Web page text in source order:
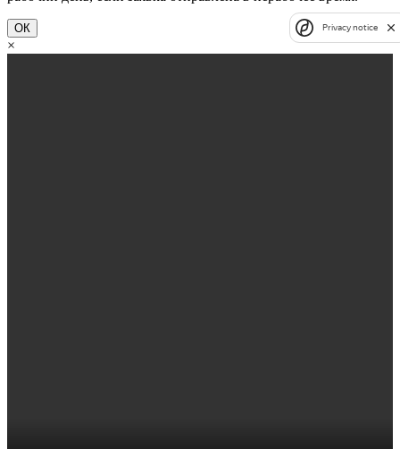
ОК
×
Privacy notice